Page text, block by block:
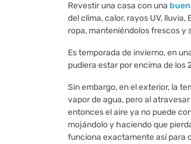
Revestir una casa con una
del clima, calor, rayos UV,
ropa, manteniéndolos frescos y
Es temporada de invierno, en
pudiera estar por encima de los
Sin embargo, en el exterior, la
vapor de agua, pero al
entonces el aire ya no puede
mojándolo y haciendo que
funciona exactamente así para